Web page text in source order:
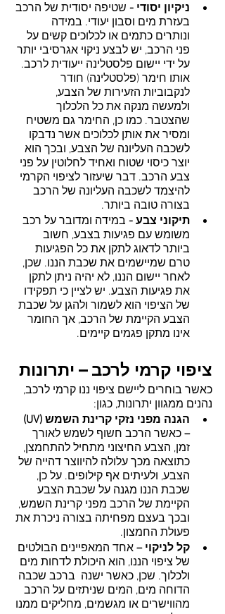
ניקיון יסודי - שטיפה יסודית של הרכב
בעזרת מים וסבון יעודי. במידה
ונותרים כתמים או לכלוכים קשים על
פני הרכב, יש לבצע ניקוי אגרסיבי יותר
על ידי יישום פלסטלינה ייעודית לרכב.
אותו חימר (פלסטלינה) חודר
לנקבוביות הזעירות של הצבע,
ולמעשה מנקה את כל הלכלוך
שהצטבר. כמו כן, החימר גם משטיח
ומסיר את אותן לכלוכים אשר נדבקו
לשכבה העליונה של הצבע, ובכך הוא
יוצר כיסוי שטוח ואחיד לחלוטין על פני
צבע הרכב. דבר שיעזור לציפוי הקרמי
להיצמד לשכבה העליונה של הרכב
בצורה טובה ביותר.
תיקוני צבע - במידה ומדובר על רכב
משומש עם פגיעות בצבע, חשוב
ביותר לדאוג לתקן את כל הפגיעות
טרם שמיישמים את שכבת הננו. שכן,
לאחר יישום הננו, לא יהיה ניתן לתקן
את פגיעות הצבע. יש לציין כי תפקידו
של הציפוי הוא לשמור ולהגן על שכבת
הצבע הקיימת של הרכב, אך החומר
אינו מתקן פגמים קיימים.
ציפוי קרמי לרכב – יתרונות
כאשר בוחרים ליישם ציפוי ננו קרמי לרכב,
נהנים ממגוון יתרונות, כגון:
הגנה מפני נזקי קרינת השמש (UV)
– כאשר הרכב חשוף לשמש לאורך
זמן, הצבע החיצוני מתחיל להתחמצן,
כתוצאה מכך עלולה להיווצר דהייה של
הצבע, ולעיתים אף קילופים. על כן,
שכבת הננו מגנה על שכבת הצבע
הקיימת של הרכב מפני קרינת השמש,
ובכך בעצם מפחיתה בצורה ניכרת את
פעולת החמצון.
קל לניקוי – אחד המאפיינים הבולטים
של ציפוי הננו, הוא היכולת לדחות מים
ולכלוך. שכן, כאשר ישנה  ברכב שכבה
הדוחה מים, המים שניתזים על הרכב
מהווישרים או מגשמים, מחליקים ממנו